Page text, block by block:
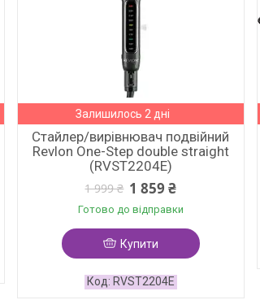
Залишилось 2 дні
Стайлер/вирівнювач подвійний
Revlon One-Step double straight
(RVST2204E)
1 999 ₴ 1 859 ₴
Готово до відправки
Купити
RVST2204E